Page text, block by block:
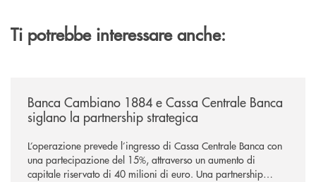
Ti potrebbe interessare anche:
Banca Cambiano 1884 e Cassa Centrale Banca
siglano la partnership strategica
L’operazione prevede l’ingresso di Cassa Centrale Banca con
una partecipazione del 15%, attraverso un aumento di
capitale riservato di 40 milioni di euro. Una partnership